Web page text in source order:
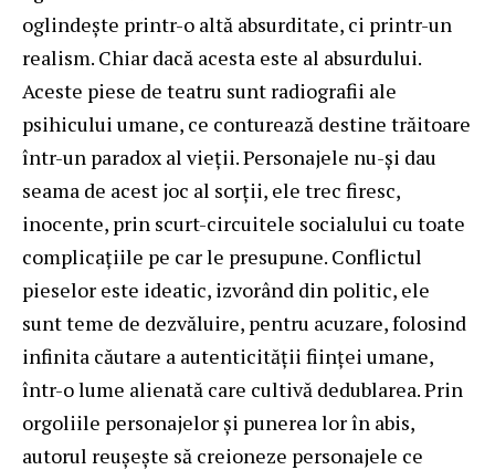
oglindeşte printr-o altă absurditate, ci printr-un
realism. Chiar dacă acesta este al absurdului.
Aceste piese de teatru sunt radiografii ale
psihicului umane, ce conturează destine trăitoare
într-un paradox al vieţii. Personajele nu-şi dau
seama de acest joc al sorţii, ele trec firesc,
inocente, prin scurt-circuitele socialului cu toate
complicaţiile pe car le presupune. Conflictul
pieselor este ideatic, izvorând din politic, ele
sunt teme de dezvăluire, pentru acuzare, folosind
infinita căutare a autenticităţii fiinţei umane,
într-o lume alienată care cultivă dedublarea. Prin
orgoliile personajelor şi punerea lor în abis,
autorul reuşeşte să creioneze personajele ce